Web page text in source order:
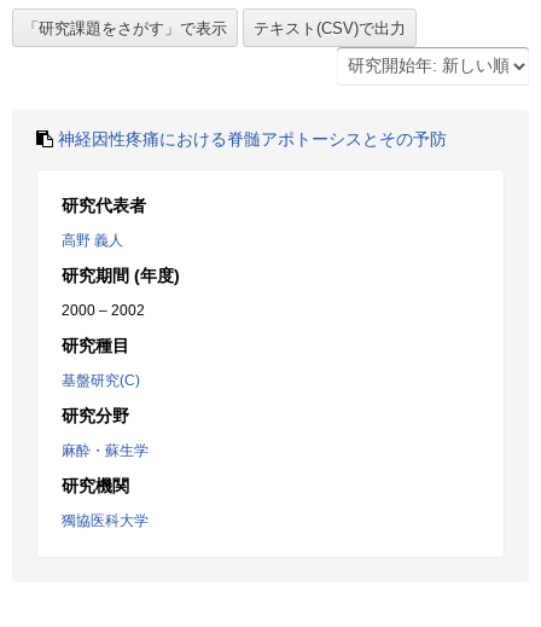
神経因性疼痛における脊髄アポトーシスとその予防
研究代表者
高野 義人
研究期間 (年度)
2000 – 2002
研究種目
基盤研究(C)
研究分野
麻酔・蘇生学
研究機関
獨協医科大学